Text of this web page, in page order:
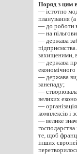
Поряд з цим
— істотно
планування
— до роботи в
— на
— держава
захищеними,
— держава
— держава
занепаду;
—
великих
—
комплексів і
— велике
те, щоб
інших